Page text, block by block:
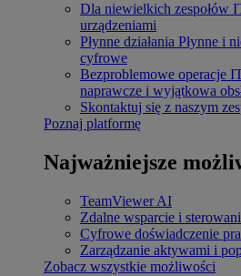
Dla niewielkich zespołów
urządzeniami
Płynne działania Płynne i
cyfrowe
Bezproblemowe operacje
naprawcze i wyjątkowa
Skontaktuj się z naszym
Poznaj platformę
Najważniejsze
TeamViewer AI
Zdalne wsparcie i
Cyfrowe doświadczenie
Zarządzanie aktywami i
Zobacz wszystkie możliwości